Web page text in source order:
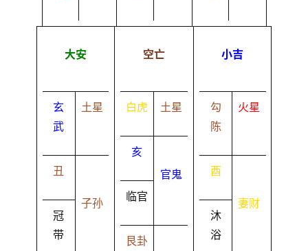
大安
玄
武
土星
丑
冠
带
子孙
空亡
白虎 土星
亥
临官
官鬼
艮卦
小吉
勾
陈
火星
酉
沐
浴
妻财